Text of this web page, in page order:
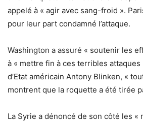
appelé à « agir avec sang-froid ».
pour leur part condamné l’attaque.
Washington a assuré « soutenir les
à « mettre fin à ces terribles
d’Etat américain Antony Blinken, «
montrent que la roquette a été tirée
La Syrie a dénoncé de son côté les «